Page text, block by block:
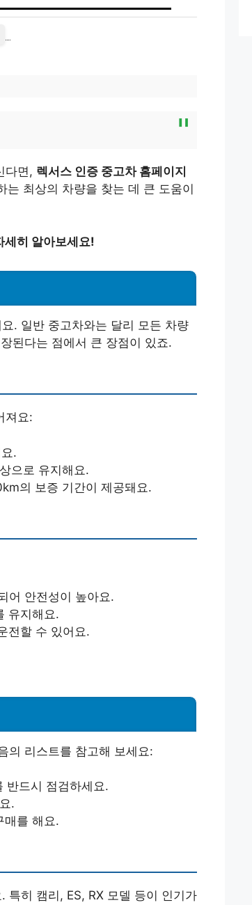
다면, 렉서스 인증 중고차 홈페이지
는 최상의 차량을 찾는 데 큰 도움이
세히 알아보세요!
. 일반 중고차와는 달리 모든 차량
된다는 점에서 큰 장점이 있죠.
져요:
.
으로 유지해요.
의 보증 기간이 제공돼요.
어 안전성이 높아요.
유지해요.
전할 수 있어요.
의 리스트를 참고해 보세요:
반드시 점검하세요.
.
매를 해요.
특히 캠리, ES, RX 모델 등이 인기가